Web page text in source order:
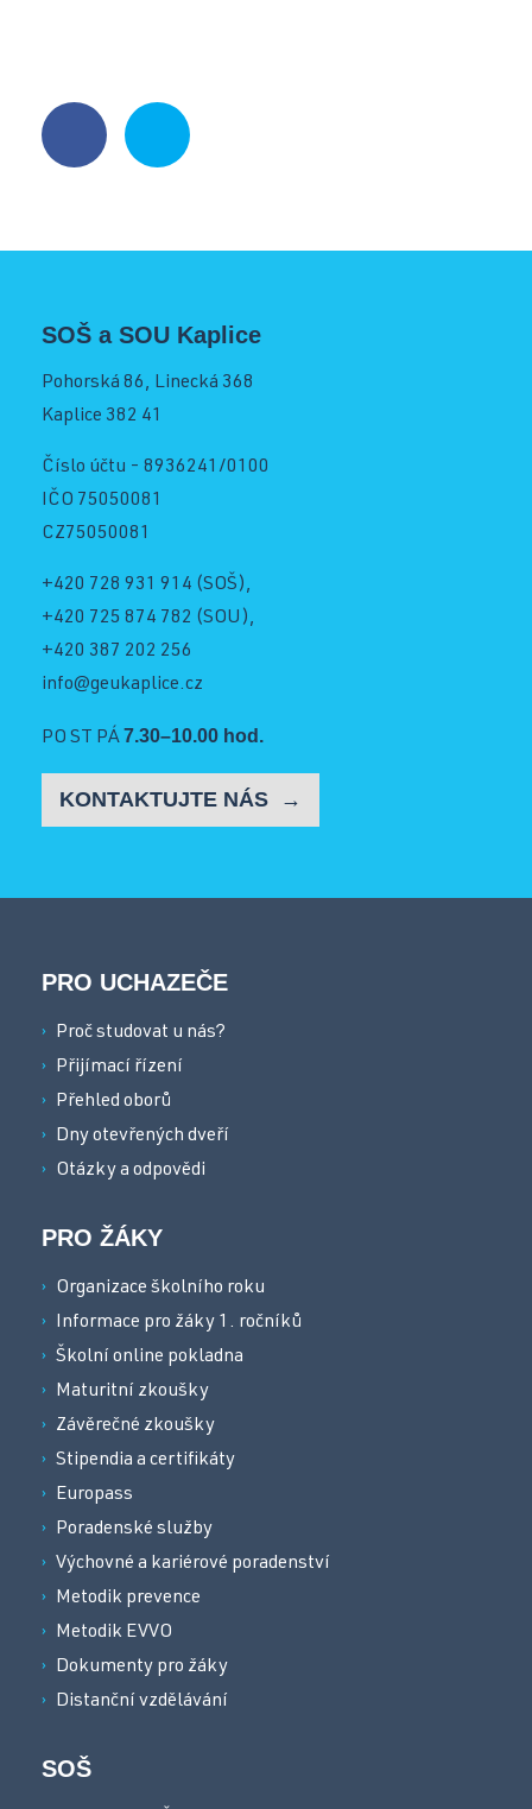
Opravář zemědělských strojů
Bezpečnostní služby
Úvodní třídní schůzky
Kontakt
Virtuální prohlídka
Bakaláři SOU
Schránka důvěry
Facebook
Instagram
SOŠ a SOU Kaplice
Pohorská 86, Linecká 368
Kaplice 382 41
Číslo účtu - 8936241/0100
IČO 75050081
CZ75050081
+420 728 931 914 (SOŠ),
+420 725 874 782 (SOU),
+420 387 202 256
info@geukaplice.cz
PO ST PÁ7.30–10.00 hod.
KONTAKTUJTE NÁS
PRO UCHAZEČE
Proč studovat u nás?
Přijímací řízení
Přehled oborů
Dny otevřených dveří
Otázky a odpovědi
PRO ŽÁKY
Organizace školního roku
Informace pro žáky 1. ročníků
Školní online pokladna
Maturitní zkoušky
Závěrečné zkoušky
Stipendia a certifikáty
Europass
Poradenské služby
Výchovné a kariérové poradenství
Metodik prevence
Metodik EVVO
Dokumenty pro žáky
Distanční vzdělávání
SOŠ